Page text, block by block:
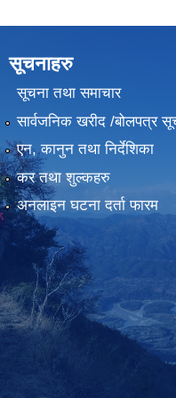
सूचनाहरु
सूचना तथा समाचार
सार्वजनिक खरीद /बोलपत्र
एन, कानुन तथा निर्देशिका
कर तथा शुल्कहरु
अनलाइन घटना दर्ता फारम